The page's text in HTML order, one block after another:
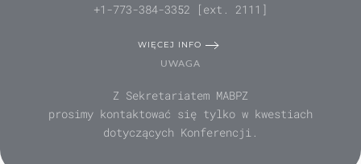
+1-773-384-3352 [ext. 2111]
WIĘCEJ INFO
UWAGA
Z Sekretariatem MABPZ
prosimy kontaktować się tylko w kwestiach
dotyczących Konferencji.